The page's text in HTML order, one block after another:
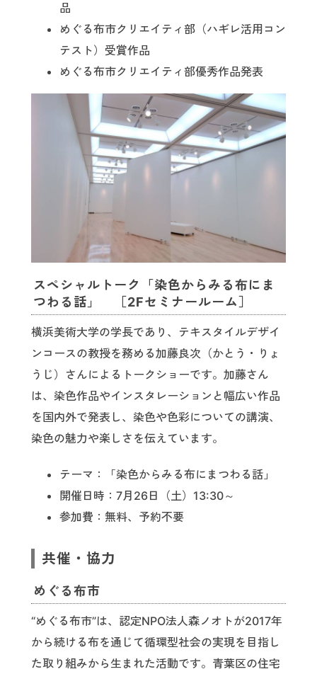
品
めぐる布市クリエイティ部（ハギレ活用コン
テスト）受賞作品
めぐる布市クリエイティ部優秀作品発表
スペシャルトーク「染色からみる布にま
つわる話」 ［2Fセミナールーム］
横浜美術大学の学長であり、テキスタイルデザイ
ンコースの教授を務める加藤良次（かとう・りょ
うじ）さんによるトークショーです。加藤さん
は、染色作品やインスタレーションと幅広い作品
を国内外で発表し、染色や色彩についての講演、
染色の魅力や楽しさを伝えています。
テーマ：「染色からみる布にまつわる話」
開催日時：7月26日（土）13:30～
参加費：無料、予約不要
共催・協力
めぐる布市
“めぐる布市”は、認定NPO法人森ノオトが2017年
から続ける布を通じて循環型社会の実現を目指し
た取り組みから生まれた活動です。青葉区の住宅